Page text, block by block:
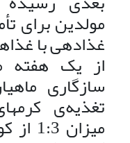
مولدین برای
غذادهی با
از یک هفته
سازگاری
تغذیه‌ی